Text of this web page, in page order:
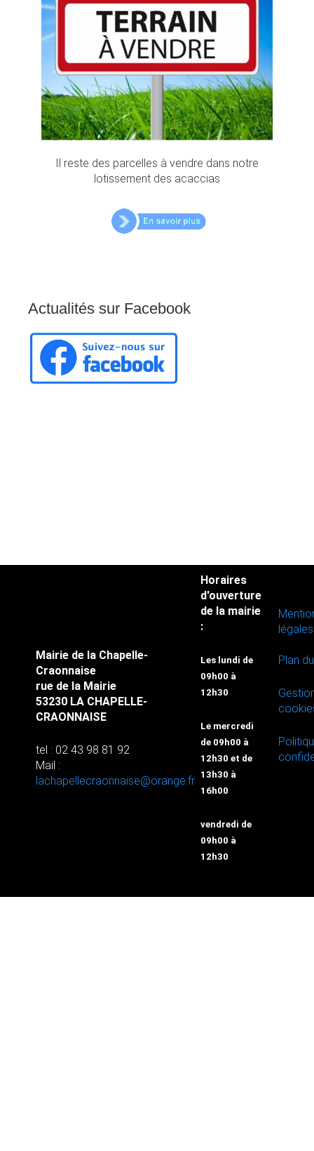
Il reste des parcelles à vendre dans notre
lotissement des acaccias
Actualités sur Facebook
Mairie de la Chapelle-
Craonnaise
rue de la Mairie
53230 LA CHAPELLE-
CRAONNAISE
tel : 02 43 98 81 92
Mail :
lachapellecraonnaise@orange.fr
Horaires
d'ouverture
de la mairie
:
Les lundi de
09h00 à
12h30
Le mercredi
de 09h00 à
12h30 et de
13h30 à
16h00
vendredi de
09h00 à
12h30
légales
Plan